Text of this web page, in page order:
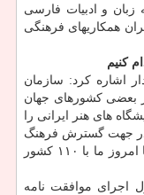
زبان و ادبیات فارسی
همكاریهای فرهنگی
كنیم
اشاره كرد: سازمان
بعضی كشورهای جهان
های هنر ایرانی را
در جهت گسترش فرهنگ
ایرانی و تعاملات فرهنگی تلاش می نماییم. تا امروز ما با ۱۱۰ كشور
اجرای موافقت نامه